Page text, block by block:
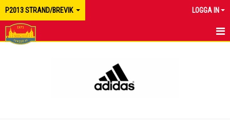
P2013 STRAND/BREVIK LOGGA IN